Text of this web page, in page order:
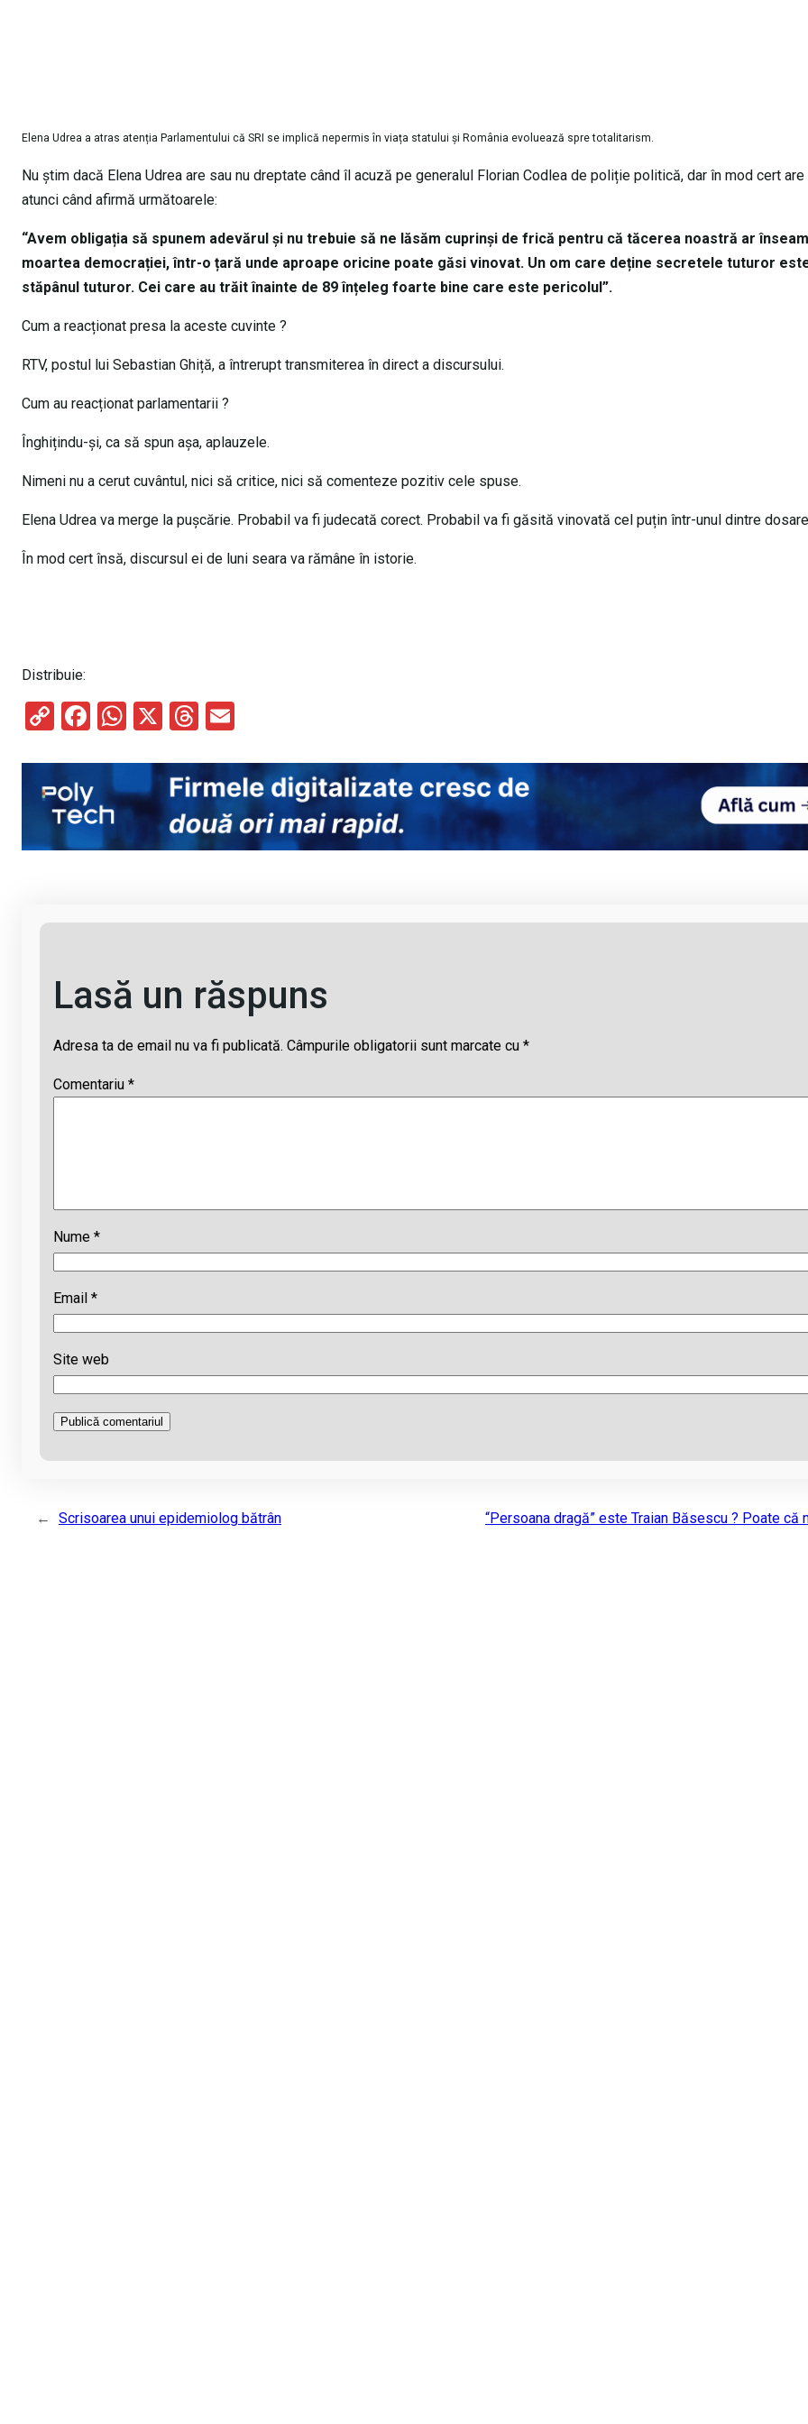
Elena Udrea a atras atenția Parlamentului că SRI se implică nepermis în viața statului și România evoluează spre totalitarism.
Nu știm dacă Elena Udrea are sau nu dreptate când îl acuză pe generalul Florian Codlea de poliție politică, dar în mod cert
atunci când afirmă următoarele:
“Avem obligația să spunem adevărul și nu trebuie să ne lăsăm cuprinși de frică pentru că tăcerea noastră ar
moartea democrației, într-o țară unde aproape oricine poate găsi vinovat. Un om care deține secretele tuturor
stăpânul tuturor. Cei care au trăit înainte de 89 înțeleg foarte bine care este pericolul”.
Cum a reacționat presa la aceste cuvinte ?
RTV, postul lui Sebastian Ghiță, a întrerupt transmiterea în direct a discursului.
Cum au reacționat parlamentarii ?
Înghițindu-și, ca să spun așa, aplauzele.
Nimeni nu a cerut cuvântul, nici să critice, nici să comenteze pozitiv cele spuse.
Elena Udrea va merge la pușcărie. Probabil va fi judecată corect. Probabil va fi găsită vinovată cel puțin într-unul dintre
În mod cert însă, discursul ei de luni seara va rămâne în istorie.
Distribuie:
C
py
Li
n
k
F
ce
b
o
o
W
at
s
A
p
X
T
e
a
d
s
ail
Lasă un răspuns
Adresa ta de email nu va fi publicată. Câmpurile obligatorii sunt marcate cu *
Comentariu *
Nume *
Email *
Site web
← Scrisoarea unui epidemiolog bătrân “Persoana dragă” este Traian Băsescu ? Poate că